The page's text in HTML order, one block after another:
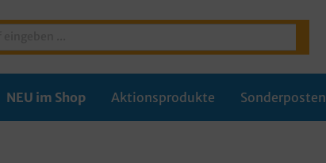
NEU im Shop Aktionsprodukte Sonderposten